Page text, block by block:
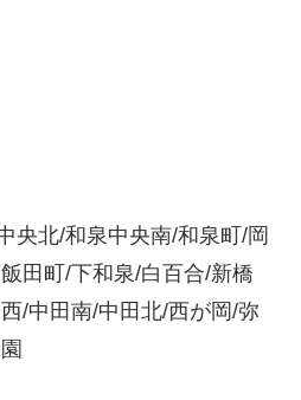
央北/和泉中央南/和泉町/岡
田町/下和泉/白百合/新橋
/中田南/中田北/西が岡/弥